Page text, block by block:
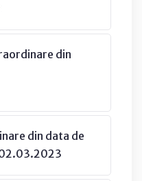
din
din data de